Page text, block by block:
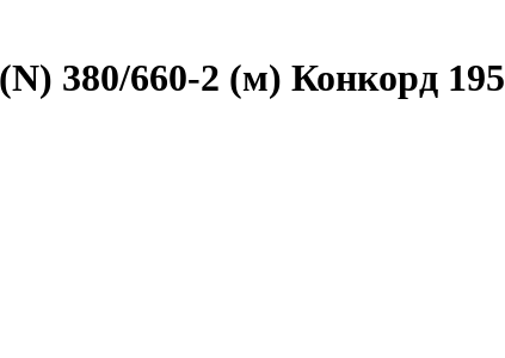
380/660-2 (м) Конкорд 195